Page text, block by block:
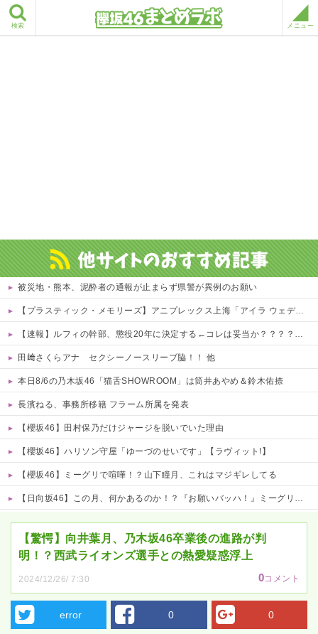
検索 メニュー
被災地・熊本、泥酔者の通報が止まらず県警が異例のお願い
【プラスティック・メモリーズ】アニプレックス上海「アイラ ウェディングドレスVer.」フィギュア【予約開始】
【速報】ルフィの幹部、懲役20年に決定する←コレは妥当か？？？？？？？
田﨑さくらアナ セクシーノースリーブ脇！！ 他
本日8/6の乃木坂46「猫舌SHOWROOM」は筒井あやめ＆鈴木佑捺
長濱ねる、事務所移籍 フラーム所属を発表
【櫻坂46】田村保乃だけジャージを脱いでいた理由
【櫻坂46】ハリソン守屋「ゆーづのせいです」【ラヴィット!】
【櫻坂46】ミーグリで喧嘩！？山下瞳月、これはマジギレしてる
【日向坂46】この月、何かあるのか！？『お願いバッハ！』ミーグリ日程がこちら
【驚愕】向井葉月、乃木坂46卒業後の進路が判
明！？西武ライオンズ選手との熱愛疑惑浮上
2024/12/26/ 7:30 0コメント
error 0 0